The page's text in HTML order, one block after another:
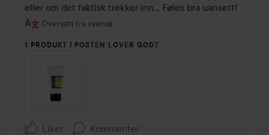
eller om det faktisk trekker inn… Føles bra uansett!
Oversatt fra svensk
1 PRODUKT I POSTEN LOVER GODT
Liker Kommenter